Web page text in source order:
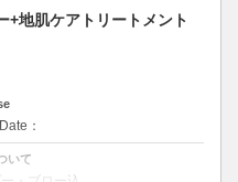
+地肌ケアトリートメント
：
いて